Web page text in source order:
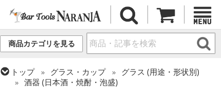
商品カテゴリを見る
トップ グラス・カップ
グラス (用途・形状別)
酒器 (日本酒・焼酎・泡盛)